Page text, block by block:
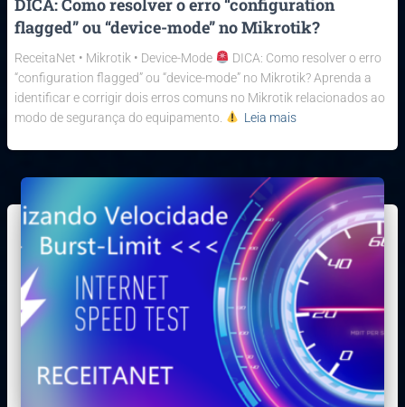
DICA: Como resolver o erro “configuration
flagged” ou “device-mode” no Mikrotik?
ReceitaNet • Mikrotik • Device-Mode
DICA: Como resolver o erro
“configuration flagged” ou “device-mode” no Mikrotik? Aprenda a
identificar e corrigir dois erros comuns no Mikrotik relacionados ao
modo de segurança do equipamento.
Leia mais